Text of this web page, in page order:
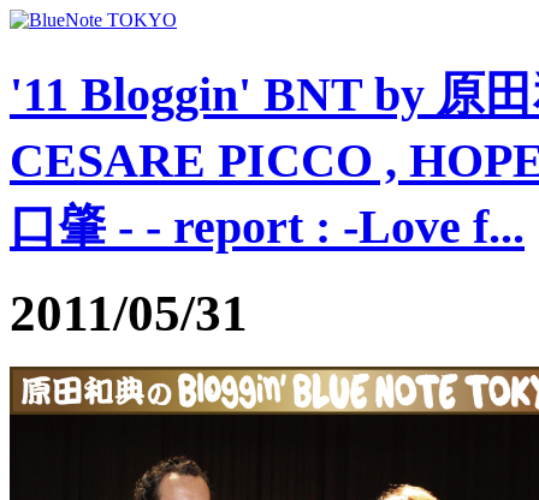
'11 Bloggin' BNT by 原
CESARE PICCO ,
口肇 - - report : -Love f...
2011/05/31